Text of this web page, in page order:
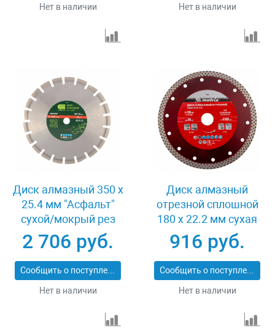
Нет в наличии Нет в наличии
Диск алмазный 350 х
25.4 мм "Асфальт"
сухой/мокрый рез
Сибртех 731013
2 706 руб.
Сообщить о поступлении
Нет в наличии
Диск алмазный
отрезной сплошной
180 х 22.2 мм сухая
резка Matrix
Professional 73128
916 руб.
Сообщить о поступлении
Нет в наличии